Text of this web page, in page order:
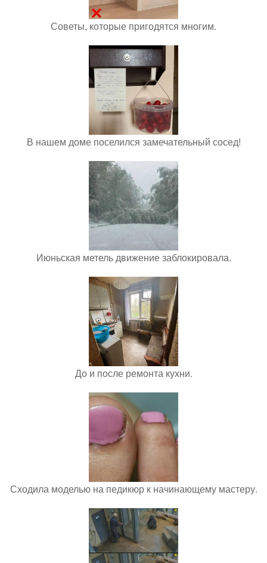
Советы, которые пригодятся многим.
В нашем доме поселился замечательный сосед!
Июньская метель движение заблокировала.
До и после ремонта кухни.
Сходила моделью на педикюр к начинающему мастеру.